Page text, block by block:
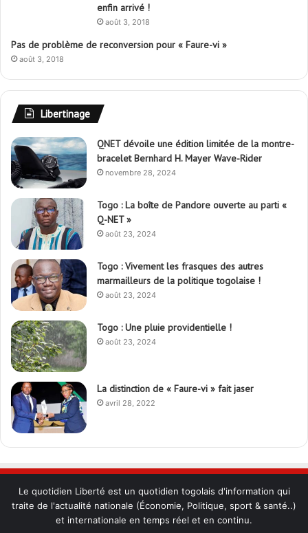
enfin arrivé !
août 3, 2018
Pas de problème de reconversion pour « Faure-vi »
août 3, 2018
Libertinage
QNET dévoile une édition limitée de la montre-
bracelet Bernhard H. Mayer Wave-Rider
novembre 28, 2024
Togo : La boîte de Pandore ouverte au parti «
Q-NET »
août 23, 2024
Togo : Vivement les frasques des autres
marmailleurs de la politique togolaise !
août 23, 2024
Togo : Une pluie providentielle !
août 23, 2024
La distinction de « Faure-vi » fait jaser
avril 28, 2022
Le quotidien Liberté est un quotidien togolais d'information qui
traite de l'actualité nationale (Économie, Politique, sport & santé..)
et internationale en temps réel et en continu.